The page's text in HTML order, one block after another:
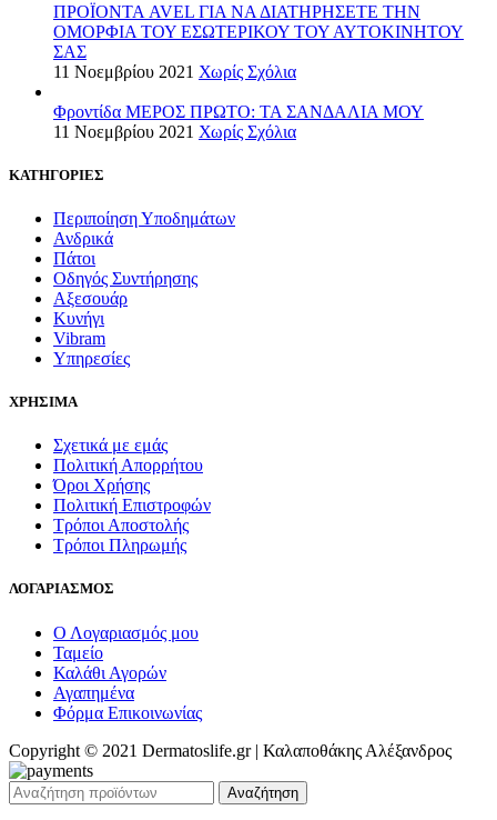
ΠΡΟΪΟΝΤΑ AVEL ΓΙΑ ΝΑ ΔΙΑΤΗΡΗΣΕΤΕ ΤΗΝ
ΟΜΟΡΦΙΑ ΤΟΥ ΕΣΩΤΕΡΙΚΟΥ ΤΟΥ ΑΥΤΟΚΙΝΗΤΟΥ
ΣΑΣ
11 Νοεμβρίου 2021 Χωρίς Σχόλια
Φροντίδα ΜΕΡΟΣ ΠΡΩΤΟ: ΤΑ ΣΑΝΔΑΛΙΑ ΜΟΥ
11 Νοεμβρίου 2021 Χωρίς Σχόλια
ΚΑΤΗΓΟΡΙΕΣ
Περιποίηση Υποδημάτων
Ανδρικά
Πάτοι
Οδηγός Συντήρησης
Αξεσουάρ
Κυνήγι
Vibram
Υπηρεσίες
ΧΡΗΣΙΜΑ
Σχετικά με εμάς
Πολιτική Απορρήτου
Όροι Χρήσης
Πολιτική Επιστροφών
Τρόποι Αποστολής
Τρόποι Πληρωμής
ΛΟΓΑΡΙΑΣΜΟΣ
Ο Λογαριασμός μου
Ταμείο
Καλάθι Αγορών
Αγαπημένα
Φόρμα Επικοινωνίας
Copyright © 2021 Dermatoslife.gr | Καλαποθάκης Αλέξανδρος
Αναζήτηση